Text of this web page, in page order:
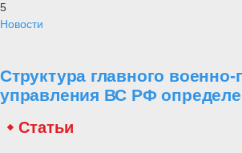
5
Новости
Структура главного военно-
управления ВС РФ
Статьи